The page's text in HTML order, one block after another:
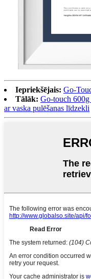
Iepriekšējais: Go-
Tālāk: Go-touch 600g
ar vaska pulēšanas līdzekli